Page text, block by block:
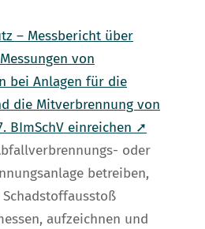
– Messbericht über
von
bei Anlagen für die
die Mitverbrennung von
BImSchV einreichen ➚
oder
betreiben,
aufzeichnen und